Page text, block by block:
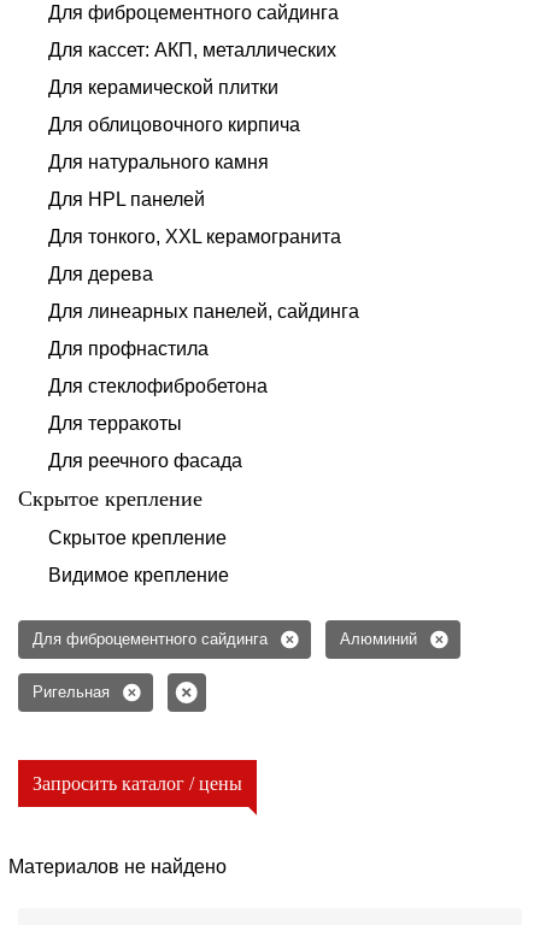
Для фиброцементного сайдинга
Для кассет: АКП, металлических
Для керамической плитки
Для облицовочного кирпича
Для натурального камня
Для HPL панелей
Для тонкого, XXL керамогранита
Для дерева
Для линеарных панелей, сайдинга
Для профнастила
Для стеклофибробетона
Для терракоты
Для реечного фасада
Скрытое крепление
Скрытое крепление
Видимое крепление
Для фиброцементного сайдинга Алюминий
Ригельная
Запросить каталог / цены
Материалов не найдено